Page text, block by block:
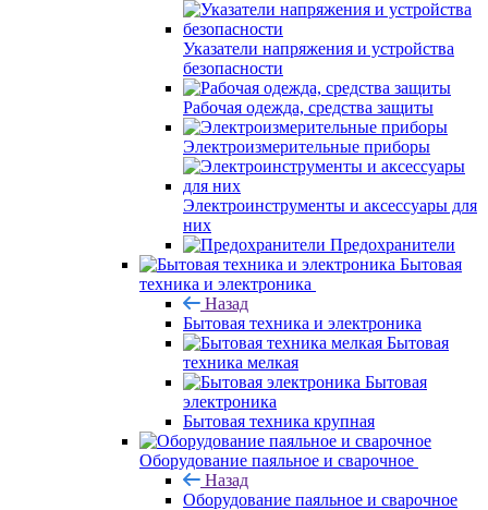
Указатели напряжения и устройства
безопасности
Рабочая одежда, средства защиты
Электроизмерительные приборы
Электроинструменты и аксессуары для
них
Предохранители
Бытовая
техника и электроника
Назад
Бытовая техника и электроника
Бытовая
техника мелкая
Бытовая
электроника
Бытовая техника крупная
Оборудование паяльное и сварочное
Назад
Оборудование паяльное и сварочное